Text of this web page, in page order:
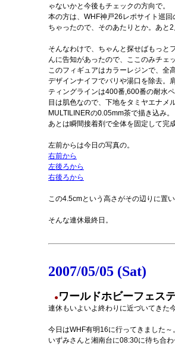
ゃないかと今後もチェックの方向で。
本の方は、WHF神戸26レポサイト巡
ちゃったので、そのあたりとか。あと
そんなわけで、ちゃんと探せばもっと
んに告知があったので、ここのみチェッ
このフィギュアはカラーレジンで、全
デザインナイフでバリや湯口を除去。
ティングラインは400番,600番の耐水
目は肌色なので、下地をタミヤエナメ
MULTILINERの0.05mm茶で描き込み。
あとは瞬間接着剤で全体を固定して完成
左前からは今日の写真の。
右前から
左後ろから
右後ろから
この4.5cmという高さがその辺りに置
そんな連休最終日。
2007/05/05 (Sat)
●ワールドホビーフェス
連休もいよいよ終わりに近づいてきた
今日はWHF有明16に行ってきました～。
いずみさんと湘南台に08:30に待ち合